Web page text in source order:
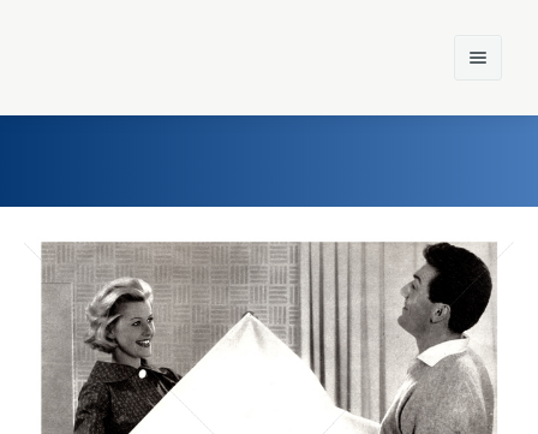
Einst und Heute
Marken
Konzerne